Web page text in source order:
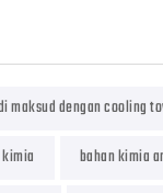
maksud dengan cooling
bahan kimia